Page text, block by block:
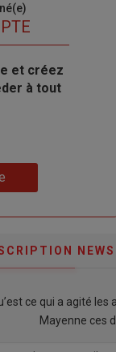
et créez
à tout
ce qui a agité
Mayenne ces